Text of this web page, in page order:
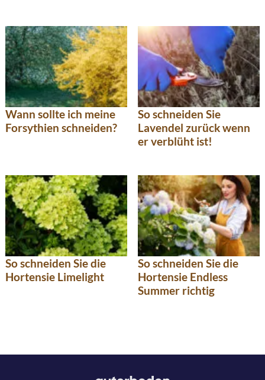
Wann sollte ich meine
Forsythien schneiden?
So schneiden Sie
Lavendel zurück wenn
er verblüht ist!
So schneiden Sie die
Hortensie Limelight
So schneiden Sie die
Hortensie Endless
Summer richtig